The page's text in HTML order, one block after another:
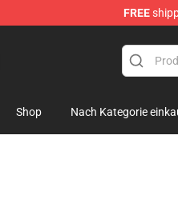
FREE
Shop Nach Kategorie